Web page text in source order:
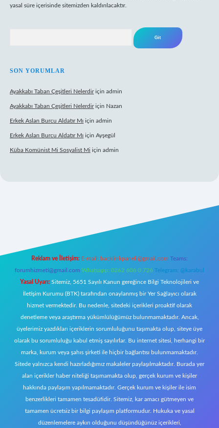
yasal süre içerisinde sitemizden kaldırılacaktır.
SON YORUMLAR
Ayakkabı Taban Çeşitleri Nelerdiriçin admin
Ayakkabı Taban Çeşitleri Nelerdiriçin Nazan
Erkek Aslan Burcu Aldatır Mı için admin
Erkek Aslan Burcu Aldatır Mı için Ayşegül
Küba Komünist Mi Sosyalist Mi için admin
Reklam ve İletişim: E-mail: backlinkpaneli@gmail.com Teams:
forumhizmeti@gmail.com Whatsapp: 0262 606 0 726 Telegram: @karabul
Yasal Uyarı: Sitemiz, 5651 Sayılı Kanun gereğince Bilgi Teknolojileri ve
İletişim Kurumu (BTK) tarafından onaylanmış bir Yer Sağlayıcı olarak
hizmet vermektedir. Bu nedenle, sitedeki içerikleri proaktif olarak
denetleme veya araştırma yükümlülüğümüz bulunmamaktadır. Ancak,
üyelerimiz yazdıkları içeriklerin sorumluluğunu taşımakta olup, siteye üye
olarak bu sorumluluğu kabul etmiş sayılırlar. Bu internet sitesi, herhangi bir
marka, kurum veya şahıs şirketi ile hiçbir bağlantısı bulunmamaktadır.
Sitede yalnızca kendi hazırladığımız makaleler paylaşılmaktadır. Burada yer
alan içerikler haber niteliği taşımamakta olup, gerçek kurum ve kişiler
hakkında paylaşım yapılmamaktadır. Gerçek kurum ve kişiler ile isim
benzerlikleri tamamen tesadüfidir. Sitemiz, kar amacı gütmeyen ve
tamamen ücretsiz bir bilgi paylaşım platformudur. Hukuka ve yasal
düzenlemelere aykırı olduğunu düşündüğünüz içerikleri,